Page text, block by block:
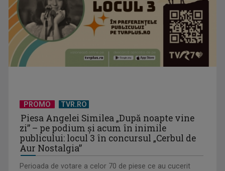
PROMO TVR.RO
Piesa Angelei Similea „După noapte vine
zi” – pe podium şi acum în inimile
publicului: locul 3 în concursul „Cerbul de
Aur Nostalgia”
Perioada de votare a celor 70 de piese ce au cucerit